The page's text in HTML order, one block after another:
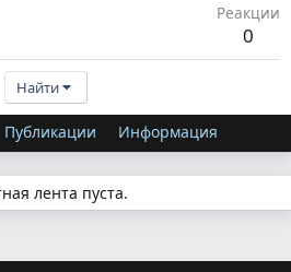
Реакции
0
Найти
Публикации Информация
лента пуста.